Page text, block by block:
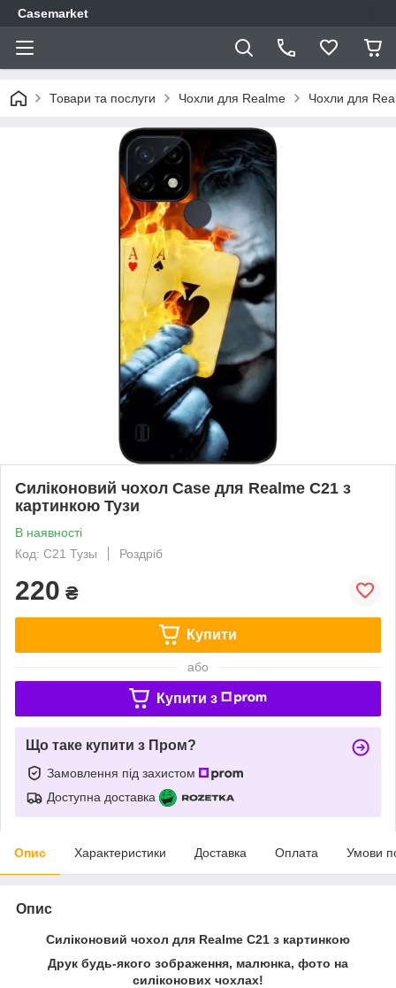
Casemarket
Товари та послуги Чохли для Realme Чохли для
Силіконовий чохол Case для Realme C21 з
картинкою Тузи
В наявності
Код: C21 Тузы
Роздріб
220 ₴
Купити
або
Купити з
Що таке купити з Пром?
Замовлення під захистом
Доступна доставка
Опис Характеристики Доставка Оплата Умови
Опис
Силіконовий чохол для Realme C21 з картинкою
Друк будь-якого зображення, малюнка, фото на
силіконових чохлах!